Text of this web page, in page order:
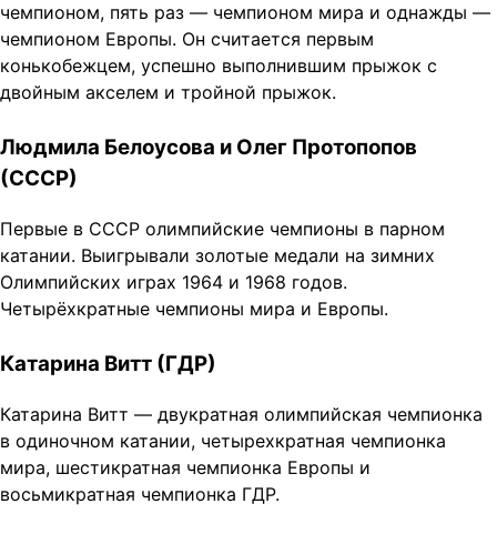
чемпионом, пять раз — чемпионом мира и однажды —
чемпионом Европы. Он считается первым
конькобежцем, успешно выполнившим прыжок с
двойным акселем и тройной прыжок.
Людмила Белоусова и Олег Протопопов
(СССР)
Первые в СССР олимпийские чемпионы в парном
катании. Выигрывали золотые медали на зимних
Олимпийских играх 1964 и 1968 годов.
Четырёхкратные чемпионы мира и Европы.
Катарина Витт (ГДР)
Катарина Витт — двукратная олимпийская чемпионка
в одиночном катании, четырехкратная чемпионка
мира, шестикратная чемпионка Европы и
восьмикратная чемпионка ГДР.